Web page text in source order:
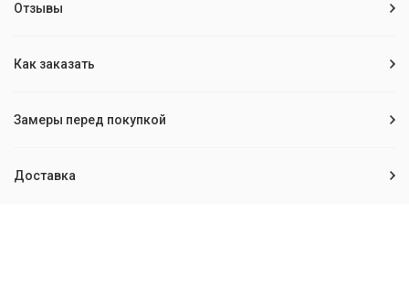
Отзывы
Как заказать
Замеры перед покупкой
Доставка